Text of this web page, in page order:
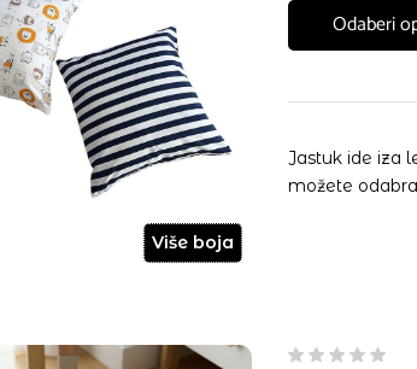
Više boja
Odaberi
Jastuk ide iza
možete